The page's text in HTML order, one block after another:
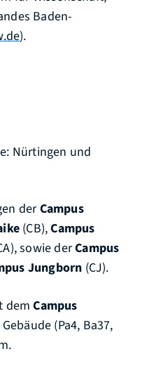
Baden-
).
Nürtingen und
derCampus
(CB),Campus
sowie derCampus
Jungborn (CJ).
demCampus
(Pa4, Ba37,